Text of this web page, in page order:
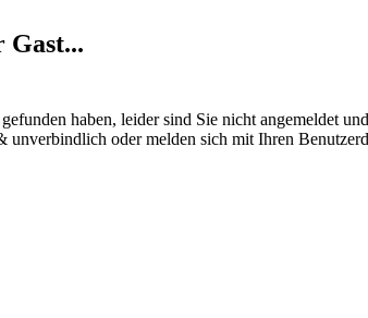
haben, leider sind Sie nicht angemeldet
unverbindlich oder melden sich mit Ihren